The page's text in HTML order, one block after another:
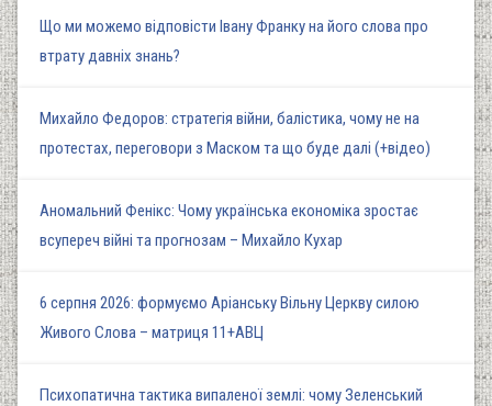
Що ми можемо відповісти Івану Франку на його слова про
втрату давніх знань?
Михайло Федоров: стратегія війни, балістика, чому не на
протестах, переговори з Маском та що буде далі (+відео)
Аномальний Фенікс: Чому українська економіка зростає
всупереч війні та прогнозам – Михайло Кухар
6 серпня 2026: формуємо Аріанську Вільну Церкву силою
Живого Слова – матриця 11+АВЦ
Психопатична тактика випаленої землі: чому Зеленський